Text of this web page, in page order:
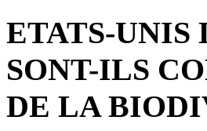
ETATS-UNIS
SONT-ILS
DE LA